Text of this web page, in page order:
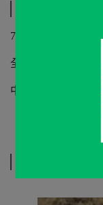
7-11 (貨到付款/貨
全家 (貨到付款/貨
中華郵政 (貨到不